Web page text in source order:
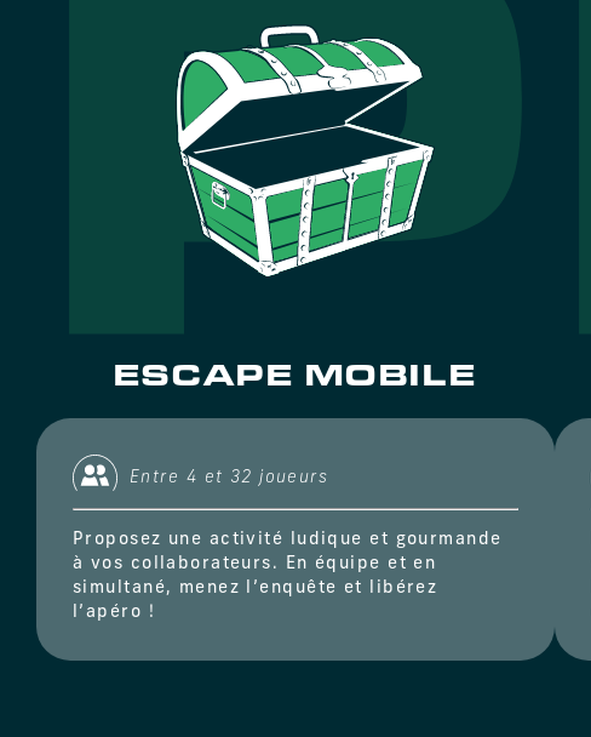
ESCAPE MOBILE
Entre 4 et 32 joueurs
Proposez une activité ludique et gourmande
à vos collaborateurs. En équipe et en
simultané, menez l’enquête et libérez
l’apéro !